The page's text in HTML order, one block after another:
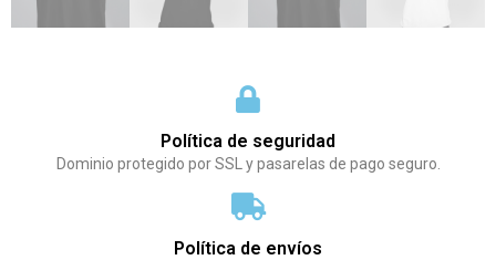
Política de seguridad
Dominio protegido por SSL y pasarelas de pago seguro.
Política de envíos